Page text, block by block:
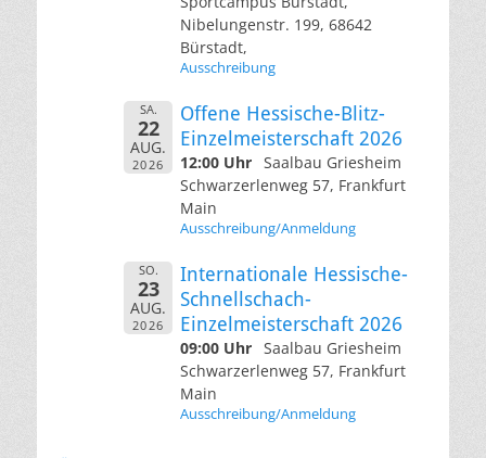
Nibelungenstr. 199, 68642
Bürstadt,
Ausschreibung
SA.
22
AUG.
2026
Offene Hessische-Blitz-
Einzelmeisterschaft 2026
12:00 Uhr Saalbau Griesheim
Schwarzerlenweg 57, Frankfurt
Main
Ausschreibung/Anmeldung
SO.
23
AUG.
2026
Internationale Hessische-
Schnellschach-
Einzelmeisterschaft 2026
09:00 Uhr Saalbau Griesheim
Schwarzerlenweg 57, Frankfurt
Main
Ausschreibung/Anmeldung